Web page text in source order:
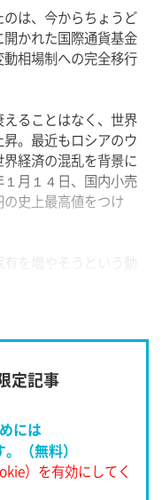
は、今からちょうど
開かれた国際通貨基金
動相場制への完全移行
ることはなく、世界
。最近もロシアのウ
経済の混乱を背景に
月１４日、国内小売
史上最高値をつけ
年の外貨準備を除く
定記事
には
（無料）
）を有効にしてく